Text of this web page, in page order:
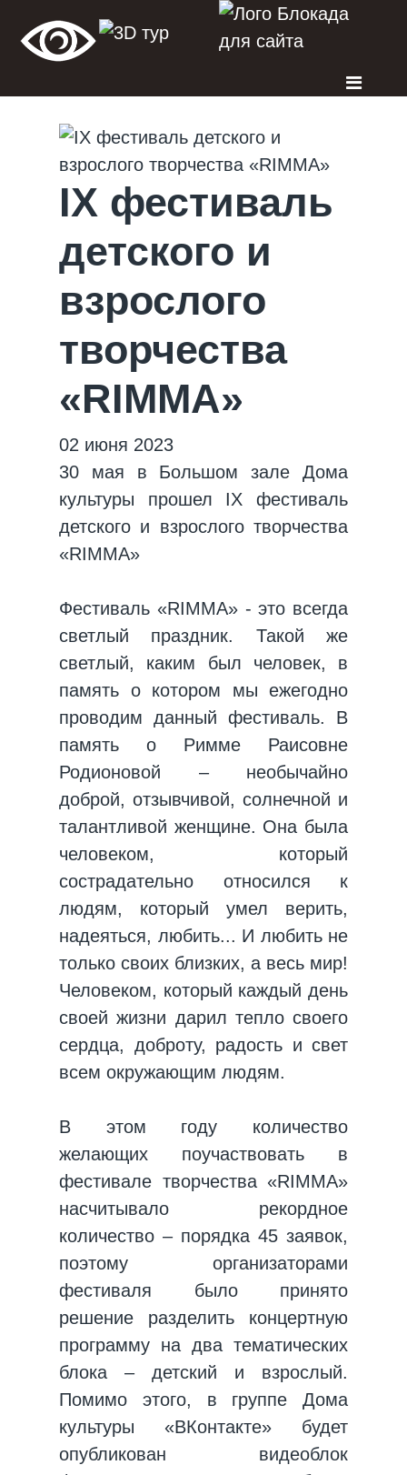
IX фестиваль
детского и
взрослого
творчества
«RIMMA»
02 июня 2023
30 мая в Большом зале Дома
культуры прошел IX фестиваль
детского и взрослого творчества
«RIMMA»
Фестиваль «RIMMA» - это всегда
светлый праздник. Такой же
светлый, каким был человек, в
память о котором мы ежегодно
проводим данный фестиваль. В
память о Римме Раисовне
Родионовой – необычайно
доброй, отзывчивой, солнечной и
талантливой женщине. Она была
человеком, который
сострадательно относился к
людям, который умел верить,
надеяться, любить... И любить не
только своих близких, а весь мир!
Человеком, который каждый день
своей жизни дарил тепло своего
сердца, доброту, радость и свет
всем окружающим людям.
В этом году количество
желающих поучаствовать в
фестивале творчества «RIMMA»
насчитывало рекордное
количество – порядка 45 заявок,
поэтому организаторами
фестиваля было принято
решение разделить концертную
программу на два тематических
блока – детский и взрослый.
Помимо этого, в группе Дома
культуры «ВКонтакте» будет
опубликован видеоблок